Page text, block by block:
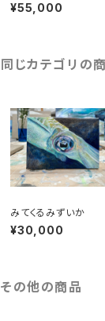
¥55,000
同じカテゴリの
みてくるみずいか
¥30,000
その他の商品